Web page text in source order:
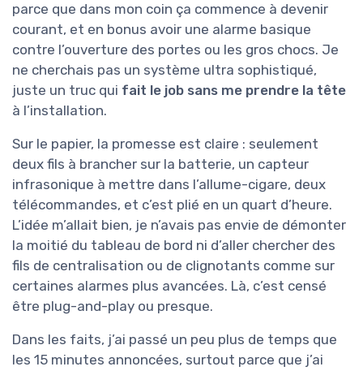
parce que dans mon coin ça commence à devenir
courant, et en bonus avoir une alarme basique
contre l’ouverture des portes ou les gros chocs. Je
ne cherchais pas un système ultra sophistiqué,
juste un truc qui fait le job sans me prendre la tête
à l’installation.
Sur le papier, la promesse est claire : seulement
deux fils à brancher sur la batterie, un capteur
infrasonique à mettre dans l’allume-cigare, deux
télécommandes, et c’est plié en un quart d’heure.
L’idée m’allait bien, je n’avais pas envie de démonter
la moitié du tableau de bord ni d’aller chercher des
fils de centralisation ou de clignotants comme sur
certaines alarmes plus avancées. Là, c’est censé
être plug-and-play ou presque.
Dans les faits, j’ai passé un peu plus de temps que
les 15 minutes annoncées, surtout parce que j’ai